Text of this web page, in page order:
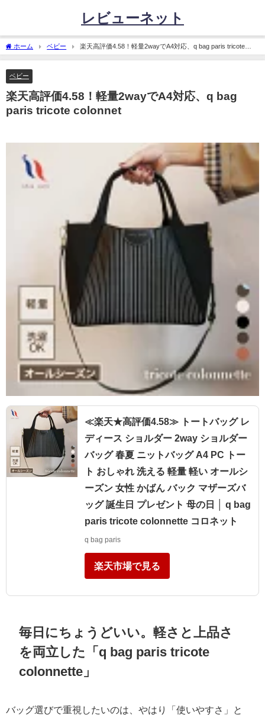
レビューネット
ホーム ベビー
楽天高評価4.58！軽量2wayでA4対応、q bag paris tricote
colonnet
ベビー
楽天高評価4.58！軽量2wayでA4対応、q bag
paris tricote colonnet
≪楽天★高評価4.58≫ トートバッグ レ
ディース ショルダー 2way ショルダー
バッグ 春夏 ニットバッグ A4 PC トー
ト おしゃれ 洗える 軽量 軽い オールシ
ーズン 女性 かばん バック マザーズバ
ッグ 誕生日 プレゼント 母の日 │ q bag
paris tricote colonnette コロネット
q bag paris
楽天市場で見る
毎日にちょうどいい。軽さと上品さ
を両立した「q bag paris tricote
colonnette」
バッグ選びで重視したいのは、やはり「使いやすさ」と